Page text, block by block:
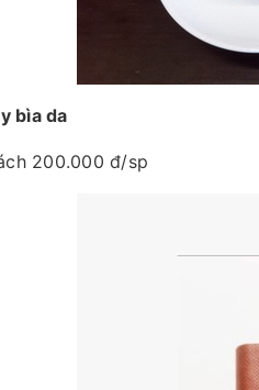
bìa da
200.000 đ/sp